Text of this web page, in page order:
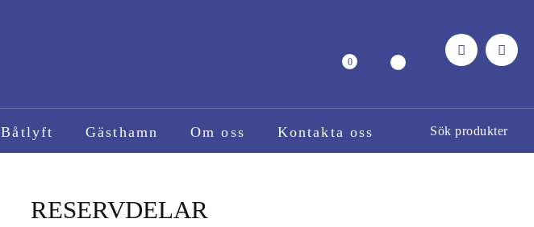
0
Båtlyft Gästhamn Om oss Kontakta oss
RESERVDELAR